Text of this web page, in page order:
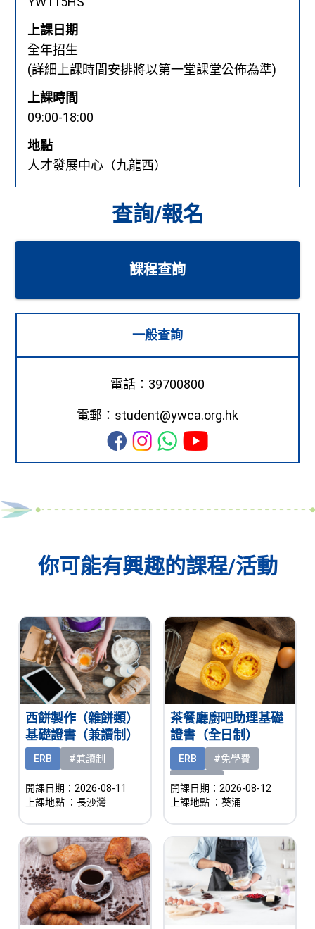
上課日期
全年招生
(詳細上課時間安排將以第一堂課堂公佈為準)
上課時間
09:00-18:00
地點
人才發展中心（九龍西）
查詢/報名
課程查詢
一般查詢
電話：39700800
電郵：student@ywca.org.hk
你可能有興趣的課程/活動
西餅製作（雜餅類）
基礎證書（兼讀制）
ERB #兼讀制
開課日期：2026-08-11
上課地點 ：長沙灣
茶餐廳廚吧助理基礎
證書（全日制）
ERB
#免學費
#有津貼
開課日期：2026-08-12
上課地點 ：葵涌